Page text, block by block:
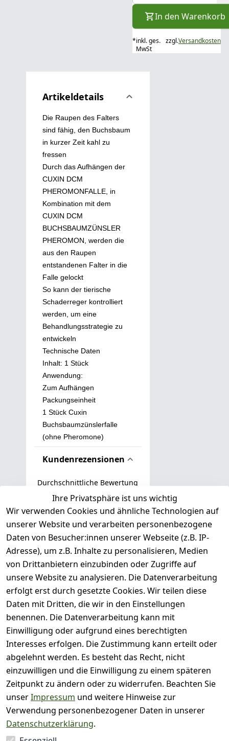
In den Warenkorb
*inkl. ges.
MwSt
zzgl.Versandkosten
Artikeldetails
Die Raupen des Falters
sind fähig, den Buchsbaum
in kurzer Zeit kahl zu
fressen
Durch das Aufhängen der
CUXIN DCM
PHEROMONFALLE, in
Kombination mit dem
CUXIN DCM
BUCHSBAUMZÜNSLER
PHEROMON, werden die
aus den Raupen
entstandenen Falter in die
Falle gelockt
So kann der tierische
Schaderreger kontrolliert
werden, um eine
Behandlungsstrategie zu
entwickeln
Technische Daten
Inhalt: 1 Stück
Anwendung:
Zum Aufhängen
Packungseinheit
1 Stück Cuxin
Buchsbaumzünslerfalle
(ohne Pheromone)
Kundenrezensionen
Durchschnittliche Bewertung
0
Basierend auf 0 Bewertung(en)
Bewertung abgeben
5
( 0
)
4
( 0
)
3
( 0
)
2
( 0
1
)
Es hat noch niemand
eine Bewertung für
diesen Artikel
abgegeben
Ihre Privatsphäre ist uns wichtig
Wir verwenden Cookies und ähnliche Technologien auf
unserer Website und verarbeiten personenbezogene
Daten von Besucher:innen unserer Webseite (z.B. IP-
Adresse), um z.B. Inhalte zu personalisieren, Medien
von Drittanbietern einzubinden oder Zugriffe auf
unsere Website zu analysieren. Die Datenverarbeitung
erfolgt erst durch gesetzte Cookies. Wir teilen diese
Daten mit Dritten, die wir in den Einstellungen
benennen. Die Datenverarbeitung kann mit
Einwilligung oder aufgrund eines berechtigten
Interesses erfolgen. Die Zustimmung kann erteilt oder
abgelehnt werden. Es besteht das Recht, nicht
einzuwilligen und die Einwilligung zu einem späteren
Zeitpunkt zu ändern oder zu widerrufen. Beachten Sie
unserImpressum und weitere Hinweise zur
Verwendung personenbezogener Daten in unserer
Datenschutzerklärung.